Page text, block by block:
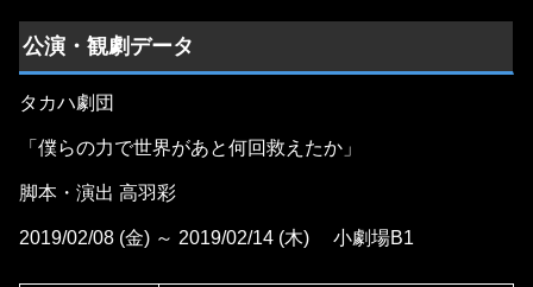
公演・観劇データ
タカハ劇団
「僕らの力で世界があと何回救えたか」
脚本・演出 高羽彩
2019/02/08 (金) ～ 2019/02/14 (木) 小劇場B1